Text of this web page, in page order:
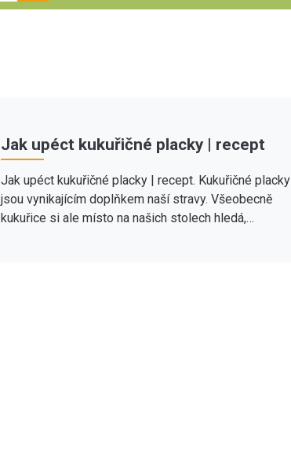
Jak upéct kukuřičné placky | recept
Jak upéct kukuřičné placky | recept. Kukuřičné placky
jsou vynikajícím doplňkem naší stravy. Všeobecně
kukuřice si ale místo na našich stolech hledá,…